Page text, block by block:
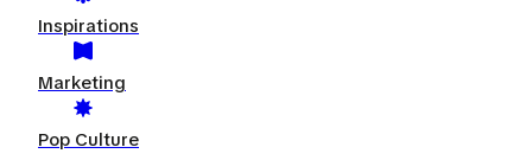
Inspirations
Marketing
Pop Culture